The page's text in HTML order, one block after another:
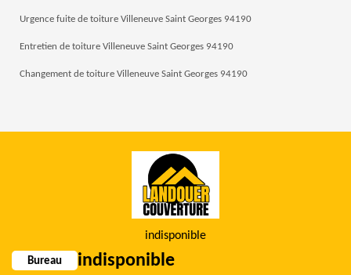
Urgence fuite de toiture Villeneuve Saint Georges 94190
Entretien de toiture Villeneuve Saint Georges 94190
Changement de toiture Villeneuve Saint Georges 94190
indisponible
Bureau indisponible